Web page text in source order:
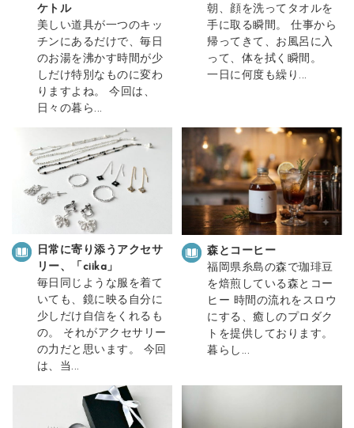
ケトル
美しい道具が一つのキッ
チンにあるだけで、毎日
のお湯を沸かす時間が少
しだけ特別なものに変わ
りますよね。 今回は、
日々の暮ら...
朝、顔を洗ってタオルを
手に取る瞬間。 仕事から
帰ってきて、お風呂に入
って、体を拭く瞬間。
一日に何度も繰り...
日常に寄り添うアクセサ
リー、「ciika」
毎日同じような服を着て
いても、鏡に映る自分に
少しだけ自信をくれるも
の。 それがアクセサリー
の力だと思います。 今回
は、当...
森とコーヒー
福岡県糸島の森で珈琲豆
を焙煎している森とコー
ヒー 時間の流れをスロウ
にする、癒しのプロダク
トを提供しております。
暮らし...